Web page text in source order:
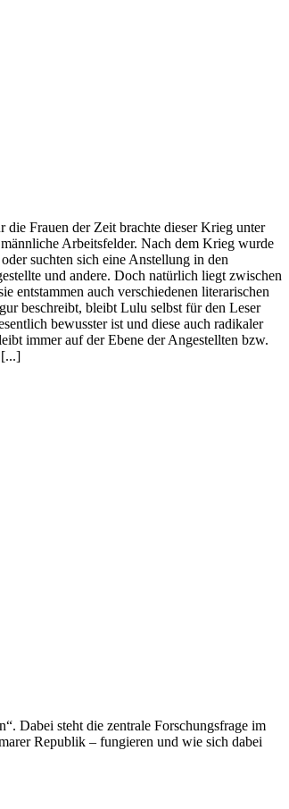
Frauen der Zeit brachte dieser Krieg unter
Arbeitsfelder. Nach dem Krieg wurde
suchten sich eine Anstellung in den
und andere. Doch natürlich liegt zwischen
entstammen auch verschiedenen literarischen
beschreibt, bleibt Lulu selbst für den Leser
bewusster ist und diese auch radikaler
immer auf der Ebene der Angestellten bzw.
[...]
Dabei steht die zentrale Forschungsfrage im
Republik – fungieren und wie sich dabei